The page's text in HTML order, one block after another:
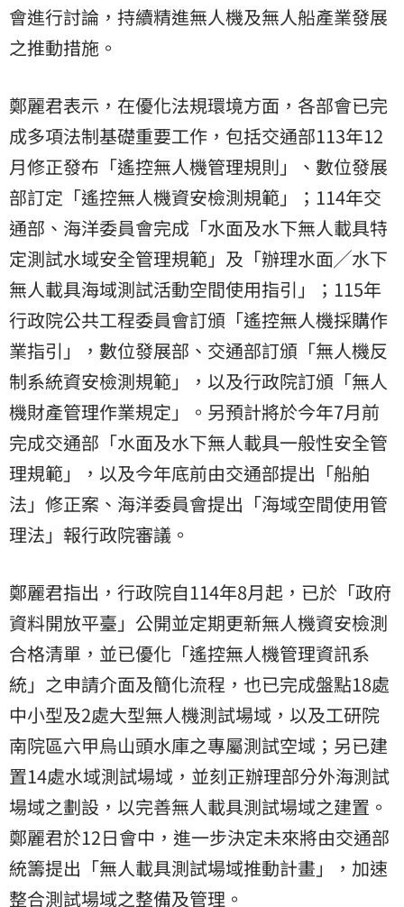
會進行討論，持續精進無人機及無人船產業發展
之推動措施。
鄭麗君表示，在優化法規環境方面，各部會已完
成多項法制基礎重要工作，包括交通部113年12
月修正發布「遙控無人機管理規則」、數位發展
部訂定「遙控無人機資安檢測規範」；114年交
通部、海洋委員會完成「水面及水下無人載具特
定測試水域安全管理規範」及「辦理水面╱水下
無人載具海域測試活動空間使用指引」；115年
行政院公共工程委員會訂頒「遙控無人機採購作
業指引」，數位發展部、交通部訂頒「無人機反
制系統資安檢測規範」，以及行政院訂頒「無人
機財產管理作業規定」。另預計將於今年7月前
完成交通部「水面及水下無人載具一般性安全管
理規範」，以及今年底前由交通部提出「船舶
法」修正案、海洋委員會提出「海域空間使用管
理法」報行政院審議。
鄭麗君指出，行政院自114年8月起，已於「政府
資料開放平臺」公開並定期更新無人機資安檢測
合格清單，並已優化「遙控無人機管理資訊系
統」之申請介面及簡化流程，也已完成盤點18處
中小型及2處大型無人機測試場域，以及工研院
南院區六甲烏山頭水庫之專屬測試空域；另已建
置14處水域測試場域，並刻正辦理部分外海測試
場域之劃設，以完善無人載具測試場域之建置。
鄭麗君於12日會中，進一步決定未來將由交通部
統籌提出「無人載具測試場域推動計畫」，加速
整合測試場域之整備及管理。